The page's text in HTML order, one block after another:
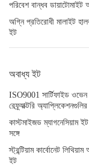
পরিবেশ বান্ধব
অগ্নি প্রতিরোধী মালাইট
ইট
অবাধ্য ইট
ISO9001 সার্টিফাইড ওভেন
রেফ্র্যাক্টরি
কাস্টমাইজড
সঙ্গে
স্ট্রন্টিয়াম কার্বোনেট
ইট